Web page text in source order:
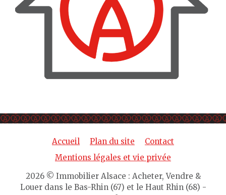
Accueil Plan du site
Contact
Mentions légales et vie privée
2026 © Immobilier Alsace : Acheter, Vendre &
Louer dans le Bas-Rhin (67) et le Haut Rhin (68) -